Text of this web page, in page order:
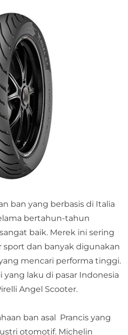
ban yang berbasis di Italia
bertahun-tahun
baik. Merek ini sering
dan banyak digunakan
mencari performa tinggi.
yang laku di pasar Indonesia
Angel Scooter.
ban asal Prancis yang
otomotif. Michelin